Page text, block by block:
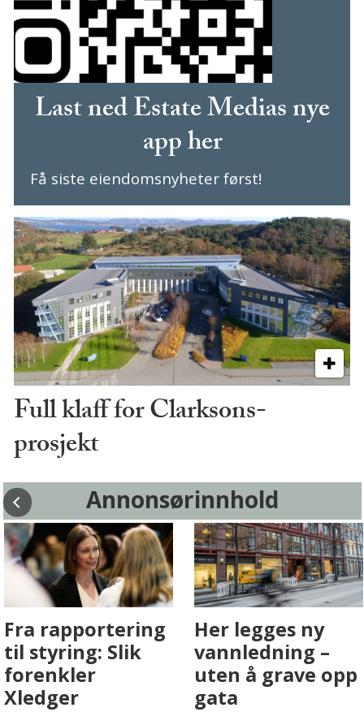
Last ned Estate Medias nye
app her
Få siste eiendomsnyheter først!
Full klaff for Clarksons-
prosjekt
Annonsørinnhold
Fenistra endrer
eiendomsbransjen
med AI. Slik ser vi
på fremtiden
Det er i
Drammen det
skjer